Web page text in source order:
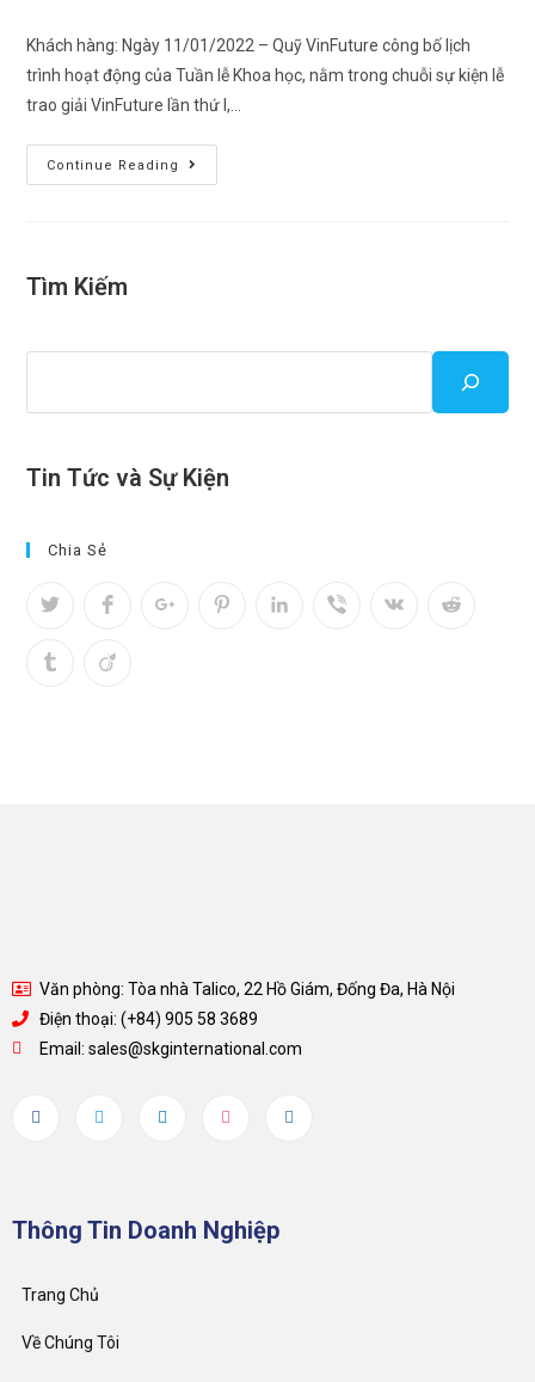
Khách hàng: Ngày 11/01/2022 – Quỹ VinFuture công bố lịch
trình hoạt động của Tuần lễ Khoa học, nằm trong chuỗi sự kiện lễ
trao giải VinFuture lần thứ I,…
Continue Reading
Tìm Kiếm
Tin Tức và Sự Kiện
Chia Sẻ
Văn phòng: Tòa nhà Talico, 22 Hồ Giám, Đống Đa, Hà Nội
Điện thoại: (+84) 905 58 3689
Email: sales@skginternational.com
Thông Tin Doanh Nghiệp
Trang Chủ
Về Chúng Tôi